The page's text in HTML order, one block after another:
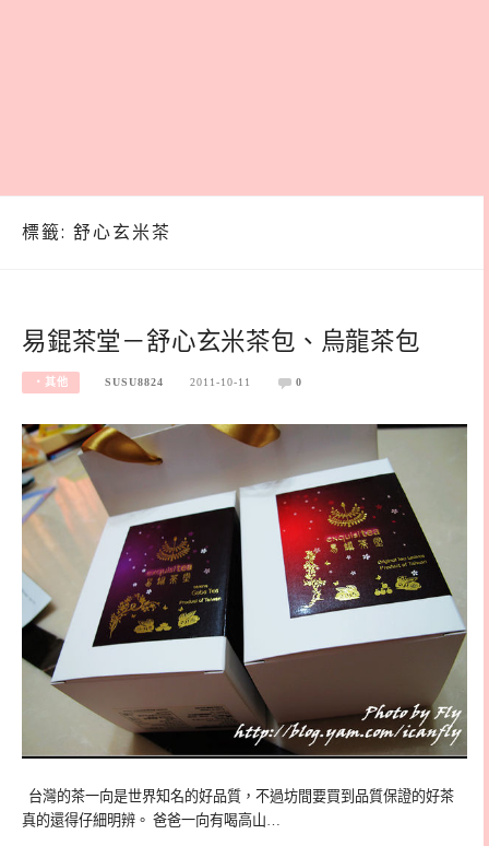
標籤: 舒心玄米茶
易錕茶堂－舒心玄米茶包、烏龍茶包
‧其他 SUSU8824 2011-10-11 0
台灣的茶一向是世界知名的好品質，不過坊間要買到品質保證的好茶
真的還得仔細明辨。 爸爸一向有喝高山…